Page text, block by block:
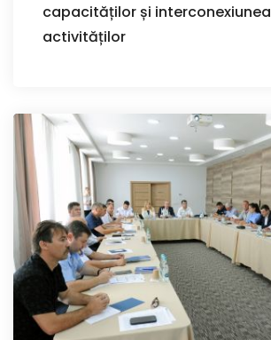
capacităților și interconexiunea
activităților